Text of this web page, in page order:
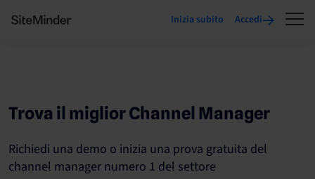
Inizia subito Accedi
Trova il miglior Channel Manager
Richiedi una demo o inizia una prova gratuita del
channel manager numero 1 del settore